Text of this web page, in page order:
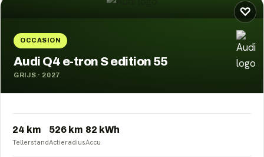
♡
OCCASION
Audi Q4 e-tron S edition 55
GRIJS · 2027
24 km
Tellerstand
526 km
Actieradius
82 kWh
Accu